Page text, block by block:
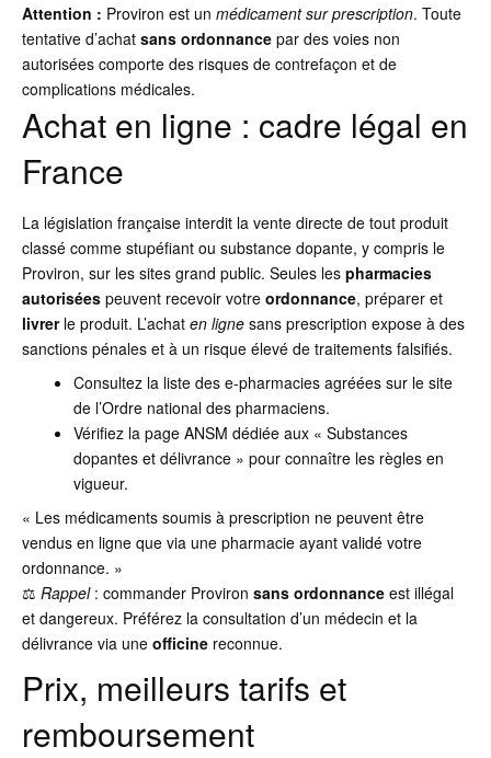
Attention : Proviron est un médicament sur prescription. Toute
tentative d’achat sans ordonnance par des voies non
autorisées comporte des risques de contrefaçon et de
complications médicales.
Achat en ligne : cadre légal en
France
La législation française interdit la vente directe de tout produit
classé comme stupéfiant ou substance dopante, y compris le
Proviron, sur les sites grand public. Seules les pharmacies
autorisées peuvent recevoir votre ordonnance, préparer et
livrerle produit. L’achat en ligne sans prescription expose à des
sanctions pénales et à un risque élevé de traitements falsifiés.
Consultez la liste des e-pharmacies agréées sur le site
de l’Ordre national des pharmaciens.
Vérifiez la page ANSM dédiée aux « Substances
dopantes et délivrance » pour connaître les règles en
vigueur.
« Les médicaments soumis à prescription ne peuvent être
vendus en ligne que via une pharmacie ayant validé votre
ordonnance. »
⚖️ Rappel: commander Proviron sans ordonnance est illégal
et dangereux. Préférez la consultation d’un médecin et la
délivrance via une officine reconnue.
Prix, meilleurs tarifs et
remboursement